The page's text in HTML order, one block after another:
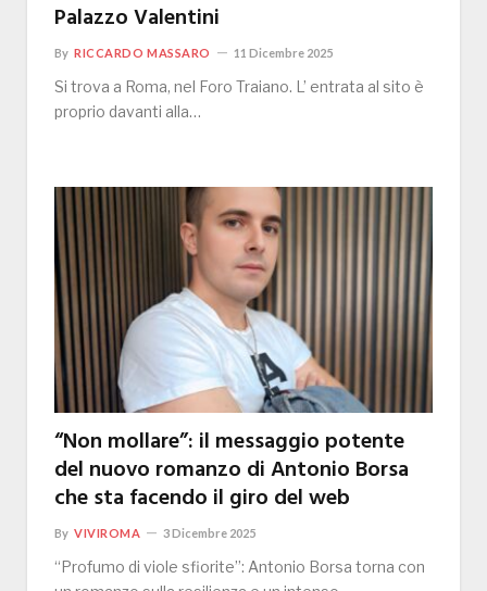
Palazzo Valentini
By RICCARDO MASSARO 11 Dicembre 2025
Si trova a Roma, nel Foro Traiano. L’ entrata al sito è
proprio davanti alla…
“Non mollare”: il messaggio potente
del nuovo romanzo di Antonio Borsa
che sta facendo il giro del web
By VIVIROMA 3 Dicembre 2025
“Profumo di viole sfiorite”: Antonio Borsa torna con